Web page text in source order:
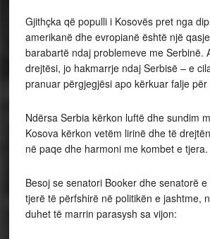
Gjithçka që populli i Kosovës pret nga
amerikanë dhe evropianë është një
barabartë ndaj problemeve me Serbinë.
drejtësi, jo hakmarrje ndaj Serbisë – e
pranuar përgjegjësi apo kërkuar falje për
Ndërsa Serbia kërkon luftë dhe sundim
Kosova kërkon vetëm lirinë dhe të
në paqe dhe harmoni me kombet e tjera.
Besoj se senatori Booker dhe senatorë
tjerë të përfshirë në politikën e jashtme,
duhet të marrin parasysh sa vijon: